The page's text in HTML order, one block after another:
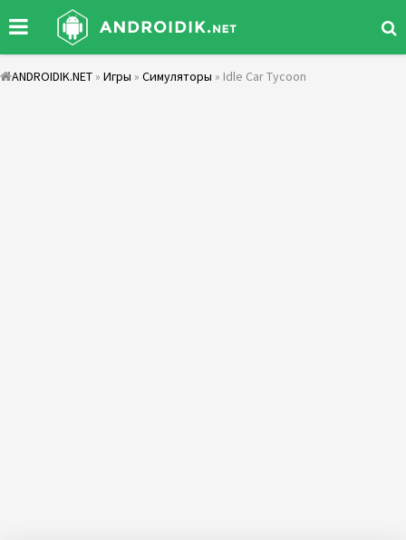
ANDROIDIK.NET » Игры » Симуляторы » Idle Car Tycoon